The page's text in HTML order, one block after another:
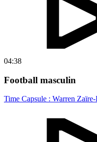
04:38
Football masculin
Time Capsule : Warren